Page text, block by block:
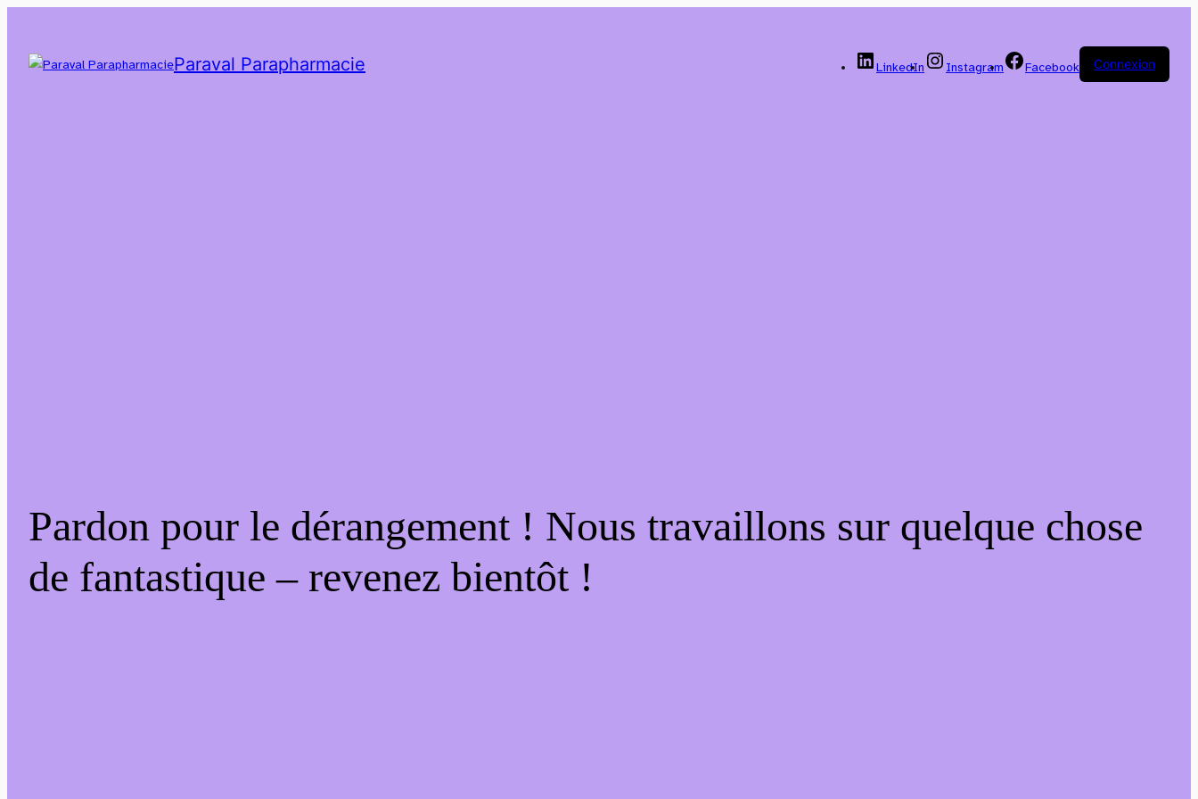
Paraval Parapharmacie LinkedIn Instagram Facebook Connexion
Pardon pour le dérangement ! Nous travaillons sur quelque chose
de fantastique – revenez bientôt !